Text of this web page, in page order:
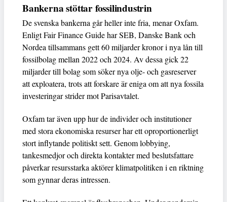
Bankerna stöttar fossilindustrin
De svenska bankerna går heller inte fria, menar Oxfam.
Enligt Fair Finance Guide har SEB, Danske Bank och
Nordea tillsammans gett 60 miljarder kronor i nya lån till
fossilbolag mellan 2022 och 2024. Av dessa gick 22
miljarder till bolag som söker nya olje- och gasreserver
att exploatera, trots att forskare är eniga om att nya fossila
investeringar strider mot Parisavtalet.
Oxfam tar även upp hur de individer och institutioner
med stora ekonomiska resurser har ett oproportionerligt
stort inflytande politiskt sett. Genom lobbying,
tankesmedjor och direkta kontakter med beslutsfattare
påverkar resursstarka aktörer klimatpolitiken i en riktning
som gynnar deras intressen.